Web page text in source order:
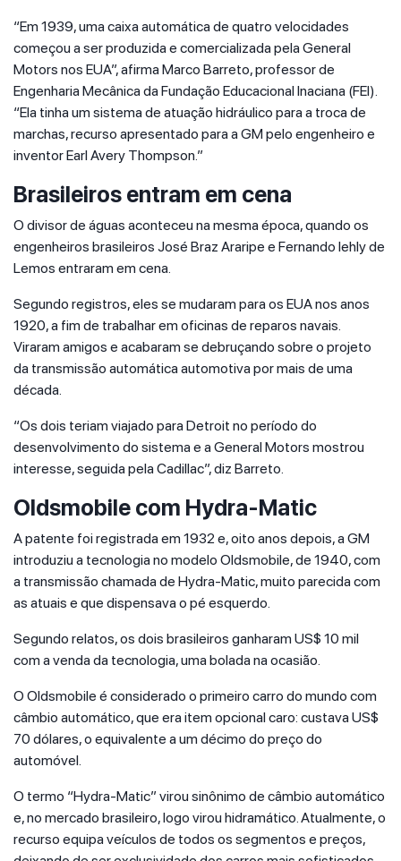
“Em 1939, uma caixa automática de quatro velocidades
começou a ser produzida e comercializada pela General
Motors nos EUA”, afirma Marco Barreto, professor de
Engenharia Mecânica da Fundação Educacional Inaciana (FEI).
“Ela tinha um sistema de atuação hidráulico para a troca de
marchas, recurso apresentado para a GM pelo engenheiro e
inventor Earl Avery Thompson.”
Brasileiros entram em cena
O divisor de águas aconteceu na mesma época, quando os
engenheiros brasileiros José Braz Araripe e Fernando Iehly de
Lemos entraram em cena.
Segundo registros, eles se mudaram para os EUA nos anos
1920, a fim de trabalhar em oficinas de reparos navais.
Viraram amigos e acabaram se debruçando sobre o projeto
da transmissão automática automotiva por mais de uma
década.
“Os dois teriam viajado para Detroit no período do
desenvolvimento do sistema e a General Motors mostrou
interesse, seguida pela Cadillac”, diz Barreto.
Oldsmobile com Hydra-Matic
A patente foi registrada em 1932 e, oito anos depois, a GM
introduziu a tecnologia no modelo Oldsmobile, de 1940, com
a transmissão chamada de Hydra-Matic, muito parecida com
as atuais e que dispensava o pé esquerdo.
Segundo relatos, os dois brasileiros ganharam US$ 10 mil
com a venda da tecnologia, uma bolada na ocasião.
O Oldsmobile é considerado o primeiro carro do mundo com
câmbio automático, que era item opcional caro: custava US$
70 dólares, o equivalente a um décimo do preço do
automóvel.
O termo “Hydra-Matic” virou sinônimo de câmbio automático
e, no mercado brasileiro, logo virou hidramático. Atualmente, o
recurso equipa veículos de todos os segmentos e preços,